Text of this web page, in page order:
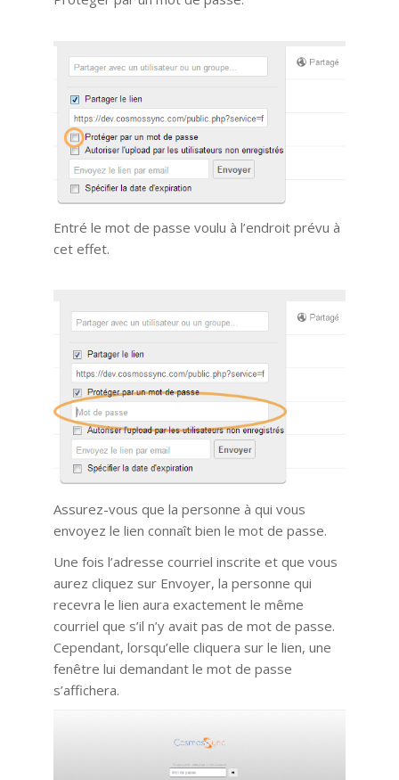
Entré le mot de passe voulu à l’endroit prévu à
cet effet.
Assurez-vous que la personne à qui vous
envoyez le lien connaît bien le mot de passe.
Une fois l’adresse courriel inscrite et que vous
aurez cliquez sur Envoyer, la personne qui
recevra le lien aura exactement le même
courriel que s’il n’y avait pas de mot de passe.
Cependant, lorsqu’elle cliquera sur le lien, une
fenêtre lui demandant le mot de passe
s’affichera.